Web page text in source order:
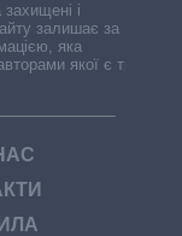
захищені і
залишає за
яка
якої є треті